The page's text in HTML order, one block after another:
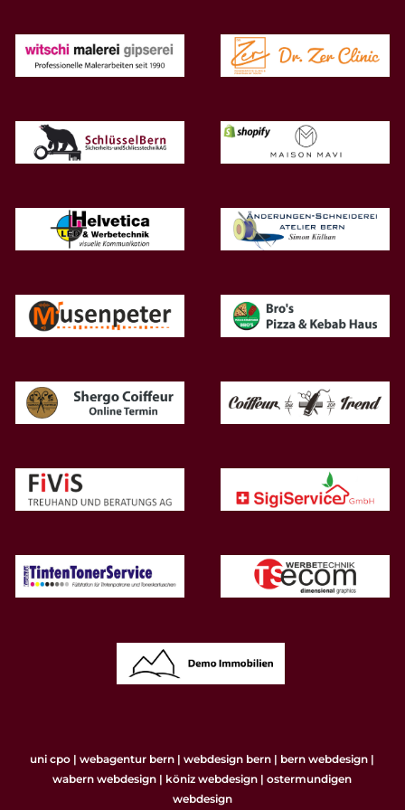
uni cpo | webagentur bern | webdesign bern | bern webdesign |
wabern webdesign | köniz webdesign | ostermundigen
webdesign